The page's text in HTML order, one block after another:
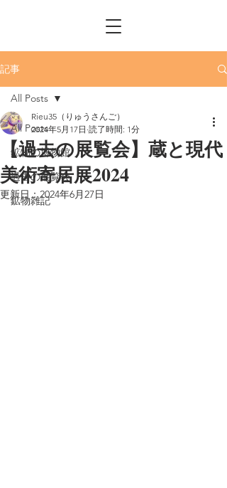
記事
All Posts
鉱物の博物館
過去の展覧会
鉱物雑記
All Posts
【過去の展覧会】蔵と現代
美術寄居展2024
Rieu35（りゅうさんご）
2024年5月17日 読了時間: 1分
更新日：2024年6月27日